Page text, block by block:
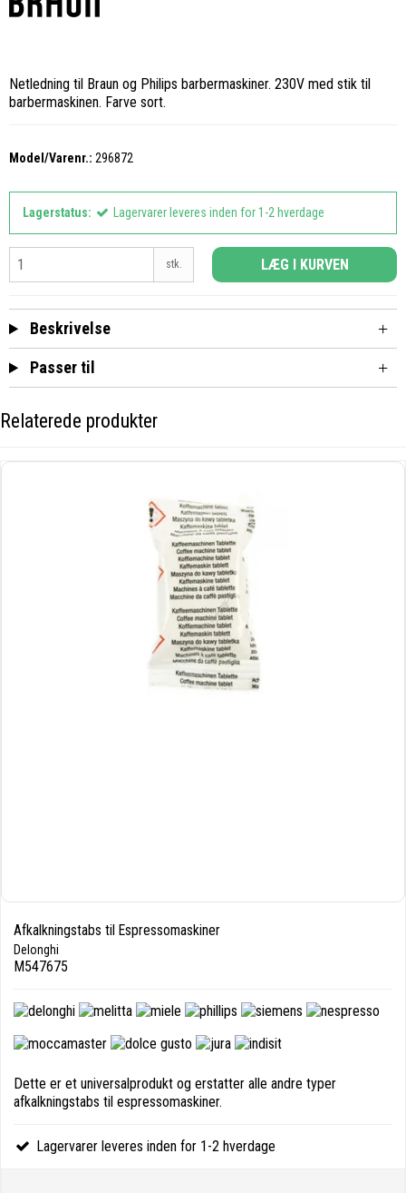
Netledning til Braun og Philips barbermaskiner. 230V med stik til
barbermaskinen. Farve sort.
Model/Varenr.: 296872
Lagerstatus: Lagervarer leveres inden for 1-2 hverdage
stk. LÆG I KURVEN
Beskrivelse
Passer til
Relaterede produkter
Afkalkningstabs til Espressomaskiner
Delonghi
M547675
Dette er et universalprodukt og erstatter alle andre typer
afkalkningstabs til espressomaskiner.
Lagervarer leveres inden for 1-2 hverdage